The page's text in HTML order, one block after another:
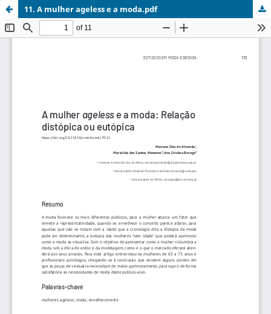
11. A mulher ageless e a moda.pdf